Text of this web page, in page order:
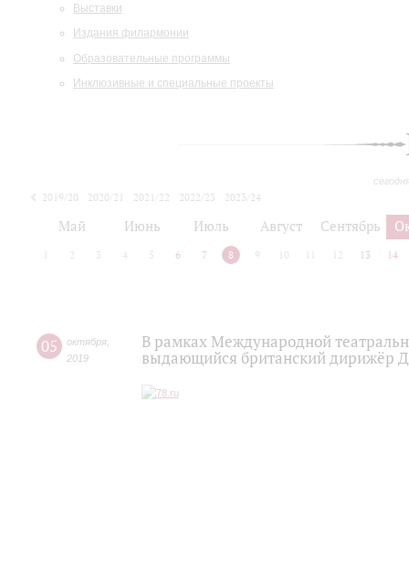
Выставки
Издания филармонии
Образовательные программы
Инклюзивные и специальные проекты
2019/20 2020/21 2021/22 2022/23
2023/24
Май Июнь Июль Август Сентябрь
2 3 4 5 6 7 8 9 10 12 13 14
05 октября
2019
В рамках Международной
выдающийся британский дирижёр